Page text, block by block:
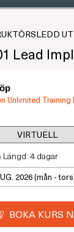
Lead
Unlimited Training
VIRTUELL
Längd: 4 dagar
2026 (mån -
BOKA KURS